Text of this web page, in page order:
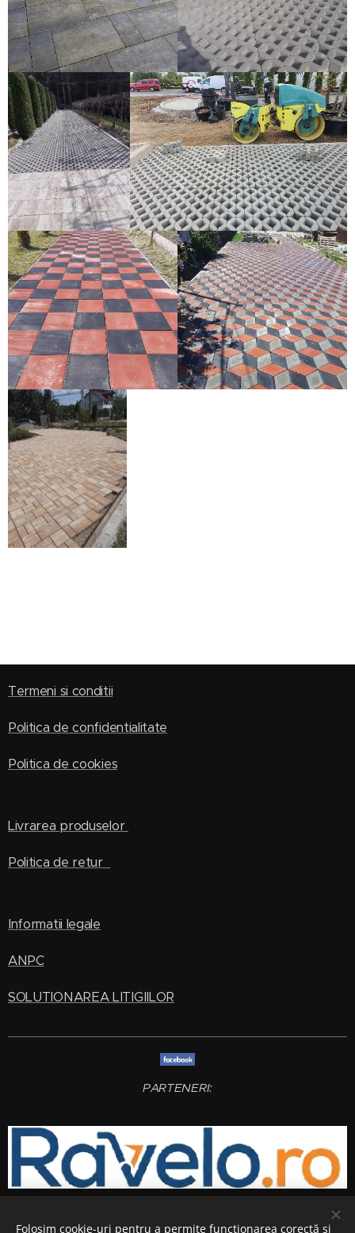
Termeni si conditii
Politica de confidentialitate
Politica de cookies
Livrarea produselor
Politica de retur
Informatii legale
ANPC
SOLUTIONAREA LITIGIILOR
PARTENERI:
Folosim cookie-uri pentru a permite funcționarea corectă și